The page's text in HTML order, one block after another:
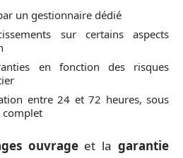
un gestionnaire dédié
sur certains aspects
en fonction des risques
entre 24 et 72 heures, sous
complet
ouvrageet lagarantie